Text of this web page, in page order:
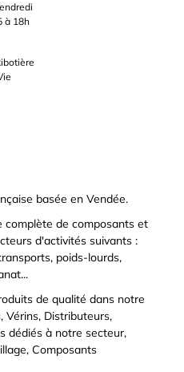
à 18h
basée en Vendée.
complète de composants et
d'activités suivants :
poids-lourds,
de qualité dans notre
Vérins, Distributeurs,
dédiés à notre secteur,
Composants